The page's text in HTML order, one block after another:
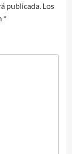
publicada. Los
*